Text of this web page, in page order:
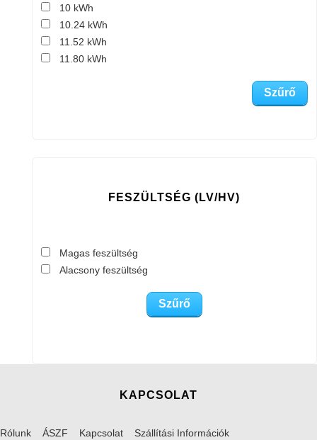
10 kWh
10.24 kWh
11.52 kWh
11.80 kWh
FESZÜLTSÉG (LV/HV)
Magas feszültség
Alacsony feszültség
KAPCSOLAT
Rólunk ÁSZF Kapcsolat
Szállítási Információk